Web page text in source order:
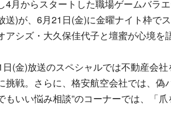
4月からスタートした職場ゲームバラ
送)が、6月21日(金)に金曜ナイト枠で
アシズ・大久保佳代子と壇蜜が心境を
(金)放送のスペシャルでは不動産会
挑戦。さらに、格安航空会社では、
もいい悩み相談”のコーナーでは、「